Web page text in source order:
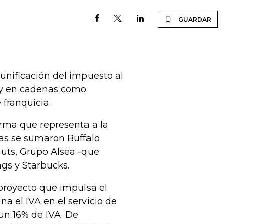
GUARDAR
del impuesto al
en cadenas como
franquicia.
que representa a la
se sumaron Buffalo
Grupo Alsea -que
y Starbucks.
que impulsa el
el IVA en el servicio de
16% de IVA. De